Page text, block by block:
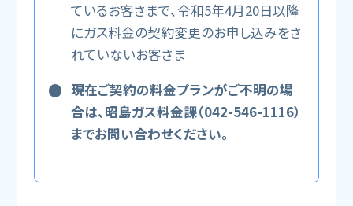
ているお客さまで、令和5年4月20日以降
にガス料金の契約変更のお申し込みをさ
れていないお客さま
現在ご契約の料金プランがご不明の場
合は、昭島ガス料金課（042-546-1116）
までお問い合わせください。